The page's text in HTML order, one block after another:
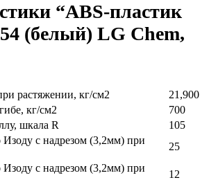
“ABS-пластик
(белый) LG Chem,
растяжении, кг/см2
21,900
кг/см2
700
шкала R
105
Изоду с надрезом (3,2мм) при
25
Изоду с надрезом (3,2мм) при
12